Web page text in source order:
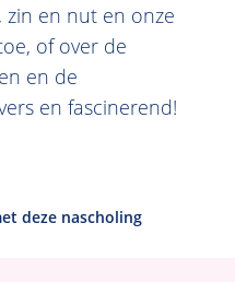
zin en nut en onze
of over de
en de
en fascinerend!
deze nascholing